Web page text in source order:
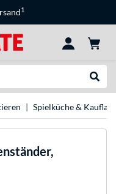
1
Spielküche &